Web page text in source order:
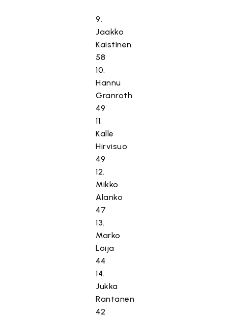
9.
Jaakko
Kaistinen
58
10.
Hannu
Granroth
49
11.
Kalle
Hirvisuo
49
12.
Mikko
Alanko
47
13.
Marko
Löija
44
14.
Jukka
Rantanen
42